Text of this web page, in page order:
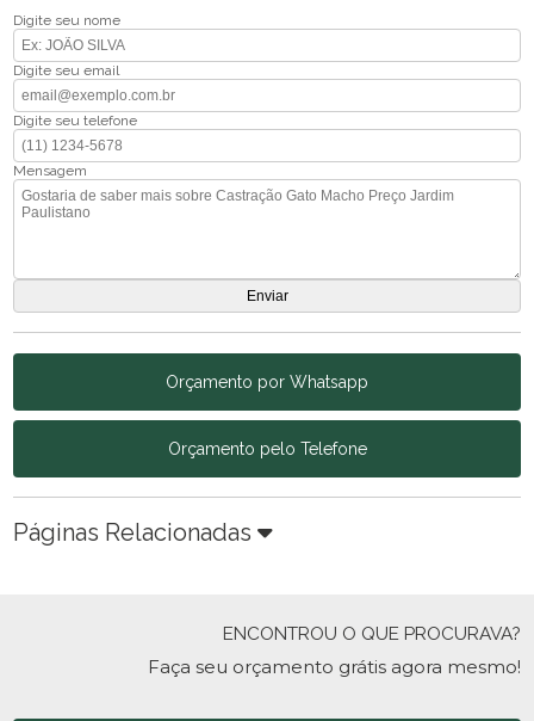
Digite seu nome
Digite seu email
Digite seu telefone
Mensagem
Orçamento por Whatsapp
Orçamento pelo Telefone
Páginas Relacionadas
ENCONTROU O QUE PROCURAVA?
Faça seu orçamento grátis agora mesmo!